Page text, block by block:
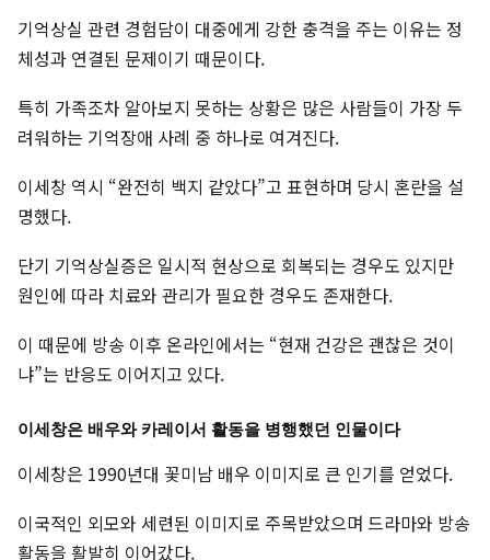
기억상실 관련 경험담이 대중에게 강한 충격을 주는 이유는 정
체성과 연결된 문제이기 때문이다.
특히 가족조차 알아보지 못하는 상황은 많은 사람들이 가장 두
려워하는 기억장애 사례 중 하나로 여겨진다.
이세창 역시 “완전히 백지 같았다”고 표현하며 당시 혼란을 설
명했다.
단기 기억상실증은 일시적 현상으로 회복되는 경우도 있지만
원인에 따라 치료와 관리가 필요한 경우도 존재한다.
이 때문에 방송 이후 온라인에서는 “현재 건강은 괜찮은 것이
냐”는 반응도 이어지고 있다.
이세창은 배우와 카레이서 활동을 병행했던 인물이다
이세창은 1990년대 꽃미남 배우 이미지로 큰 인기를 얻었다.
이국적인 외모와 세련된 이미지로 주목받았으며 드라마와 방송
활동을 활발히 이어갔다.